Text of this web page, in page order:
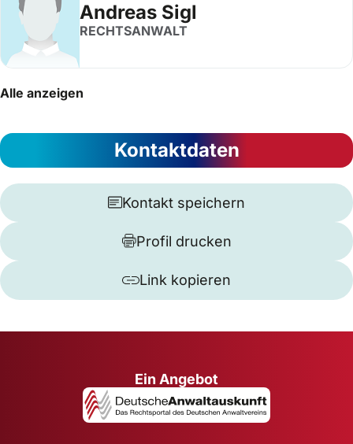
Andreas Sigl
RECHTSANWALT
Alle anzeigen
Kontaktdaten
Kontakt speichern
Profil drucken
Link kopieren
Ein Angebot